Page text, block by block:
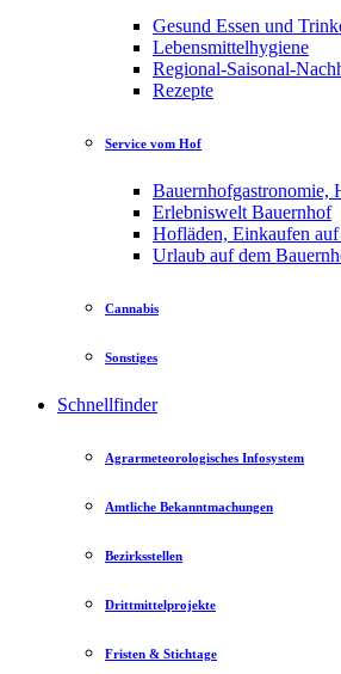
Gesund Essen und
Lebensmittelhygiene
Regional-Saisonal-
Rezepte
Service vom Hof
Bauernhofgastronomie,
Erlebniswelt Bauernhof
Hofläden, Einkaufen
Urlaub auf dem
Cannabis
Sonstiges
Schnellfinder
Agrarmeteorologisches Infosystem
Amtliche Bekanntmachungen
Bezirksstellen
Drittmittelprojekte
Fristen & Stichtage